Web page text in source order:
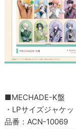
■MECHADE-K盤
・LPサイズジャケ
品番：ACN-10069